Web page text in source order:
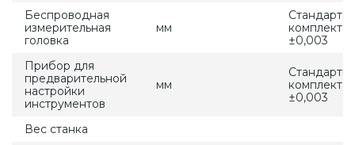
Беспроводная
измерительная
головка
мм
±0,003
Прибор для
предварительной
настройки
инструментов
мм
±0,003
Вес станка